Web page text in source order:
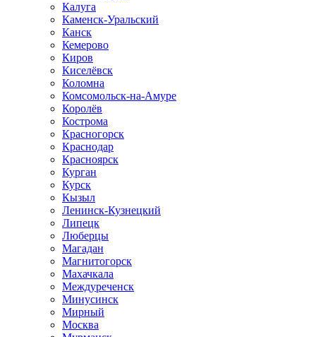
Калуга
Каменск-Уральский
Канск
Кемерово
Киров
Киселёвск
Коломна
Комсомольск-на-Амуре
Королёв
Кострома
Красногорск
Краснодар
Красноярск
Курган
Курск
Кызыл
Ленинск-Кузнецкий
Липецк
Люберцы
Магадан
Магнитогорск
Махачкала
Междуреченск
Минусинск
Мирный
Москва